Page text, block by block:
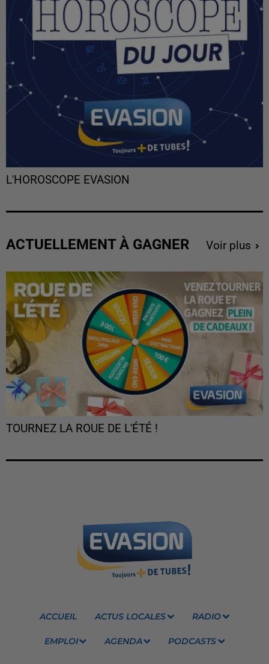
L'HOROSCOPE EVASION
ACTUELLEMENT À GAGNER Voir plus
TOURNEZ LA ROUE DE L'ÉTÉ !
ACCUEIL ACTUS LOCALES RADIO
EMPLOI AGENDA PODCASTS